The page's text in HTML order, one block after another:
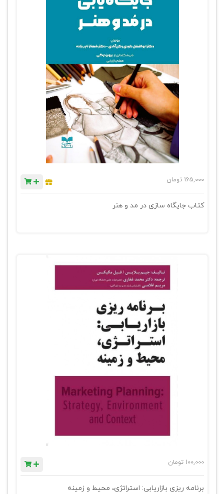
165,000 تومان
کتاب جایگاه سازی در مد و هنر
100,000 تومان
برنامه ریزی بازاریابی: استراتژی، محیط و زمینه